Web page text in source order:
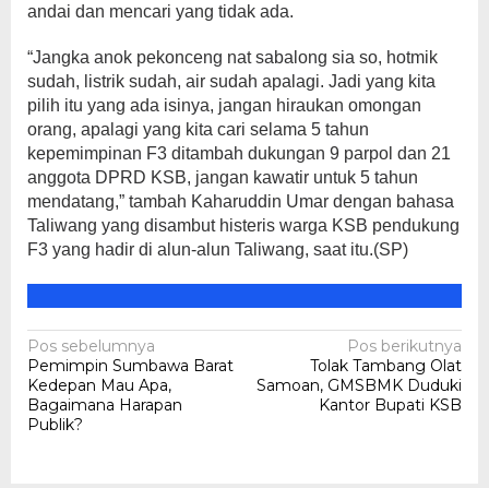
andai dan mencari yang tidak ada.
“Jangka anok pekonceng nat sabalong sia so, hotmik
sudah, listrik sudah, air sudah apalagi. Jadi yang kita
pilih itu yang ada isinya, jangan hiraukan omongan
orang, apalagi yang kita cari selama 5 tahun
kepemimpinan F3 ditambah dukungan 9 parpol dan 21
anggota DPRD KSB, jangan kawatir untuk 5 tahun
mendatang,” tambah Kaharuddin Umar dengan bahasa
Taliwang yang disambut histeris warga KSB pendukung
F3 yang hadir di alun-alun Taliwang, saat itu.(SP)
Navigasi
pos
Pos sebelumnya
Pemimpin Sumbawa Barat
Kedepan Mau Apa,
Bagaimana Harapan
Publik?
Pos berikutnya
Tolak Tambang Olat
Samoan, GMSBMK Duduki
Kantor Bupati KSB